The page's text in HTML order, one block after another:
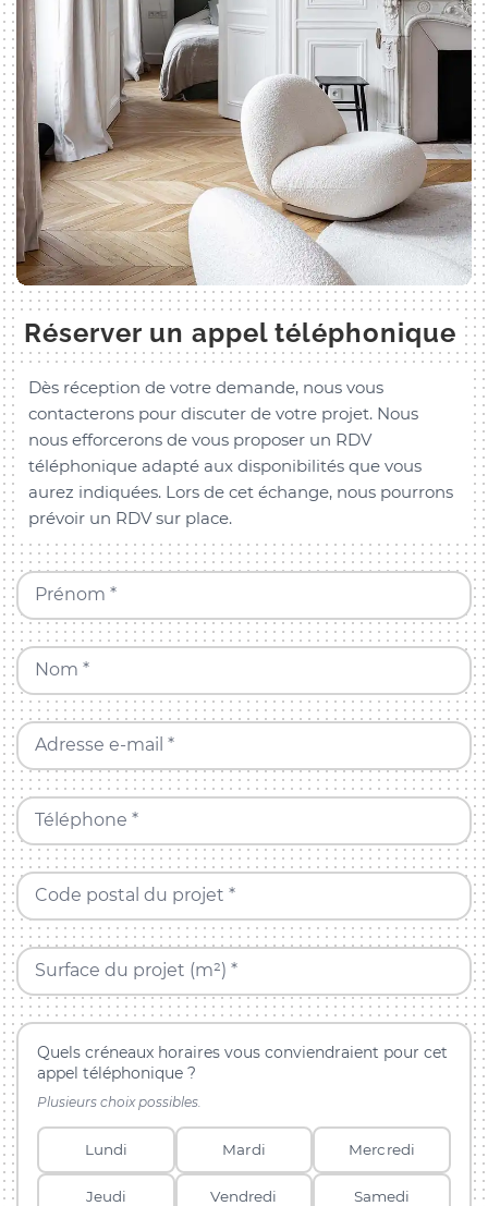
Réserver un appel téléphonique
Dès réception de votre demande, nous vous
contacterons pour discuter de votre projet. Nous
nous efforcerons de vous proposer un RDV
téléphonique adapté aux disponibilités que vous
aurez indiquées. Lors de cet échange, nous pourrons
prévoir un RDV sur place.
Prénom *
Nom *
Adresse e-mail *
Téléphone *
Code postal du projet *
Surface du projet (m²) *
Quels créneaux horaires vous conviendraient pour cet
appel téléphonique ?
Plusieurs choix possibles.
Lundi Mardi Mercredi
Jeudi Vendredi Samedi